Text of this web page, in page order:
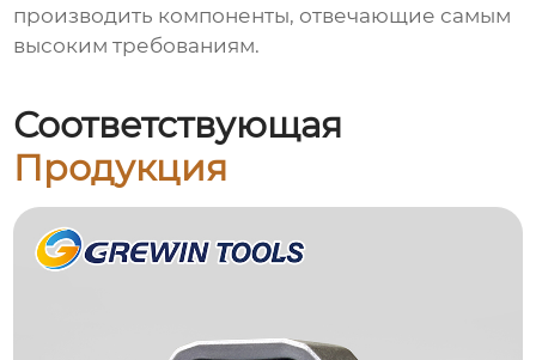
производить компоненты, отвечающие самым
высоким требованиям.
Соответствующая
Продукция